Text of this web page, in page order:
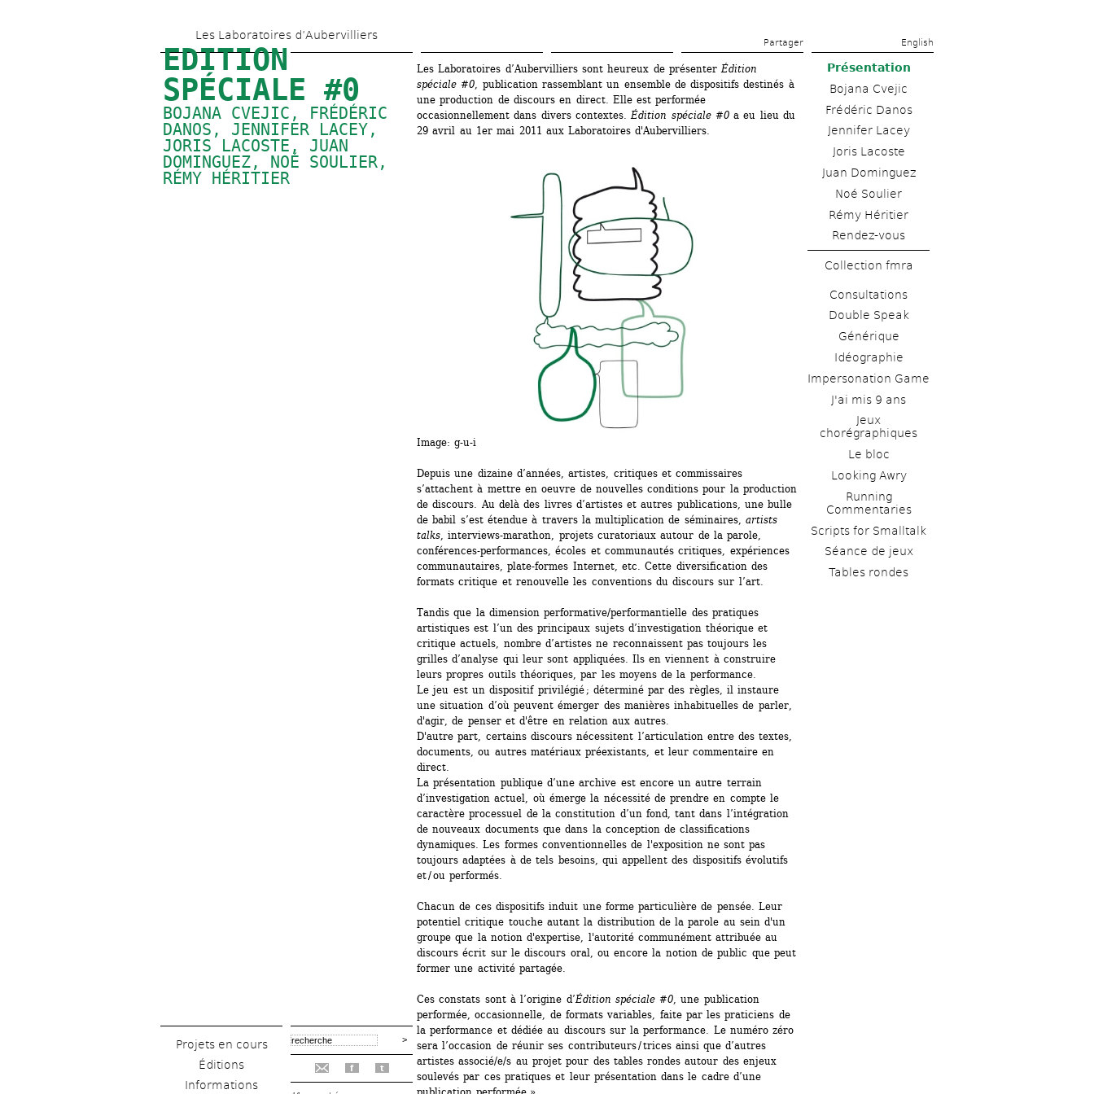
contenu
principal
Les Laboratoires d’Aubervilliers
Partager English
EDITION
SPÉCIALE #0
BOJANA CVEJIC , FRÉDÉRIC
DANOS , JENNIFER LACEY,
JORIS LACOSTE , JUAN
DOMINGUEZ, NOÉ SOULIER,
RÉMY HÉRITIER
Projets en cours
Éditions
Informations
f t
Les Laboratoires d’Aubervilliers sont heureux de présenter Édition
spéciale #0, publication rassemblant un ensemble de dispositifs destinés à
une production de discours en direct. Elle est performée
occasionnellement dans divers contextes. Édition spéciale #0a eu lieu du
29 avril au 1er mai 2011 aux Laboratoires d'Aubervilliers.
Image: g-u-i
Depuis une dizaine d’années, artistes, critiques et commissaires
s’attachent à mettre en oeuvre de nouvelles conditions pour la production
de discours. Au delà des livres d’artistes et autres publications, une bulle
de babil s’est étendue à travers la multiplication de séminaires, artists
talks, interviews-marathon, projets curatoriaux autour de la parole,
conférences-performances, écoles et communautés critiques, expériences
communautaires, plate-formes Internet, etc. Cette diversification des
formats critique et renouvelle les conventions du discours sur l’art.
Tandis que la dimension performative/performantielle des pratiques
artistiques est l’un des principaux sujets d’investigation théorique et
critique actuels, nombre d’artistes ne reconnaissent pas toujours les
grilles d’analyse qui leur sont appliquées. Ils en viennent à construire
leurs propres outils théoriques, par les moyens de la performance.
Le jeu est un dispositif privilégié ; déterminé par des règles, il instaure
une situation d’où peuvent émerger des manières inhabituelles de parler,
d'agir, de penser et d'être en relation aux autres.
D'autre part, certains discours nécessitent l’articulation entre des textes,
documents, ou autres matériaux préexistants, et leur commentaire en
direct.
La présentation publique d’une archive est encore un autre terrain
d’investigation actuel, où émerge la nécessité de prendre en compte le
caractère processuel de la constitution d’un fond, tant dans l’intégration
de nouveaux documents que dans la conception de classifications
dynamiques. Les formes conventionnelles de l'exposition ne sont pas
toujours adaptées à de tels besoins, qui appellent des dispositifs évolutifs
et / ou performés.
Chacun de ces dispositifs induit une forme particulière de pensée. Leur
potentiel critique touche autant la distribution de la parole au sein d'un
groupe que la notion d'expertise, l'autorité communément attribuée au
discours écrit sur le discours oral, ou encore la notion de public que peut
former une activité partagée.
Ces constats sont à l’origine d’Édition spéciale #0, une publication
performée, occasionnelle, de formats variables, faite par les praticiens de
la performance et dédiée au discours sur la performance. Le numéro zéro
sera l’occasion de réunir ses contributeurs / trices ainsi que d’autres
artistes associé/e/s au projet pour des tables rondes autour des enjeux
soulevés par ces pratiques et leur présentation dans le cadre d’une
Présentation
Bojana Cvejic
Frédéric Danos
Jennifer Lacey
Joris Lacoste
Juan Dominguez
Noé Soulier
Rémy Héritier
Rendez-vous
Collection fmra
Consultations
Double Speak
Générique
Idéographie
Impersonation Game
J'ai mis 9 ans
Jeux
chorégraphiques
Le bloc
Looking Awry
Running
Commentaries
Scripts for Smalltalk
Séance de jeux
Tables rondes